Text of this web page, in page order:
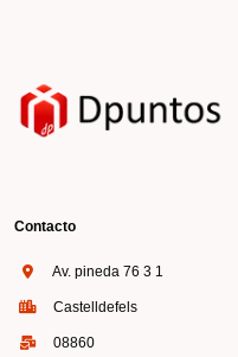
Contacto
Av. pineda 76 3 1
Castelldefels
08860